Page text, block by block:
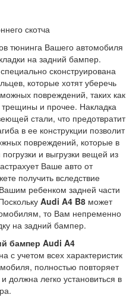
скотча
тюнинга Вашего автомобиля
на задний бампер.
специально сконструирована
которые хотят уберечь
повреждений, таких как
и прочее. Накладка
стали, что предотвратит
в ее конструкции позволит
повреждений, которые в
и выгрузки вещей из
Ваше авто от
получить вследствие
ребенком задней части
Audi A4 B8 может
то Вам непременно
на задний бампер.
бампер Audi A4
с учетом всех характеристик
полностью повторяет
должна легко установиться в